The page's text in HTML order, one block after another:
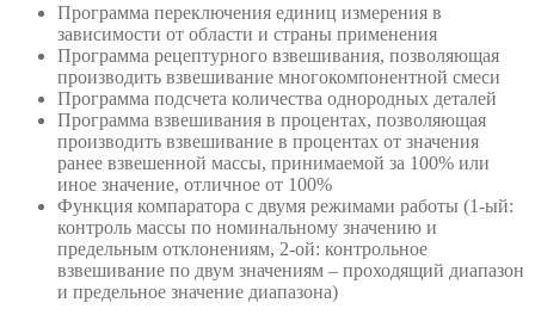
Программа переключения единиц измерения в
зависимости от области и страны применения
Программа рецептурного взвешивания, позволяющая
производить взвешивание многокомпонентной смеси
Программа подсчета количества однородных деталей
Программа взвешивания в процентах, позволяющая
производить взвешивание в процентах от значения
ранее взвешенной массы, принимаемой за 100% или
иное значение, отличное от 100%
Функция компаратора с двумя режимами работы (1-ый:
контроль массы по номинальному значению и
предельным отклонениям, 2-ой: контрольное
взвешивание по двум значениям – проходящий диапазон
и предельное значение диапазона)